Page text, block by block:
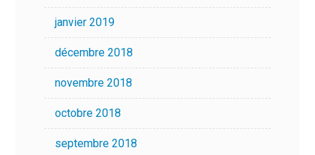
janvier 2019
décembre 2018
novembre 2018
octobre 2018
septembre 2018